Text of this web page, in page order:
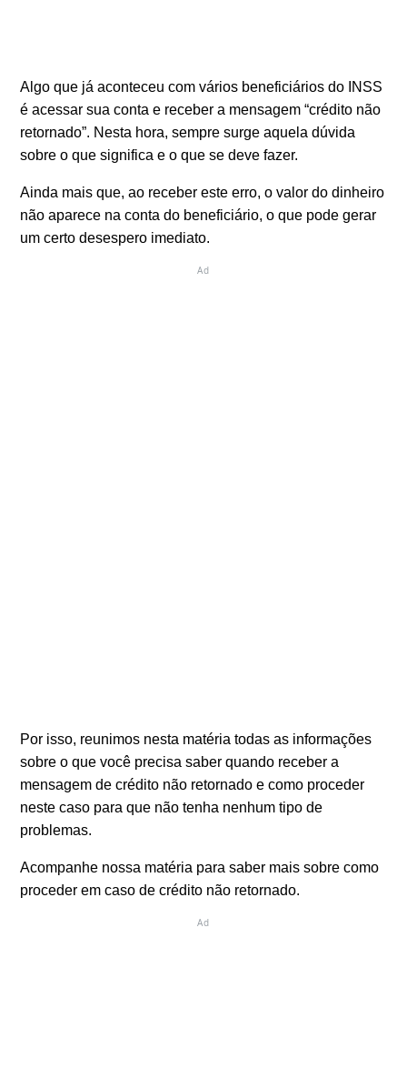
Algo que já aconteceu com vários beneficiários do INSS
é acessar sua conta e receber a mensagem “crédito não
retornado”. Nesta hora, sempre surge aquela dúvida
sobre o que significa e o que se deve fazer.
Ainda mais que, ao receber este erro, o valor do dinheiro
não aparece na conta do beneficiário, o que pode gerar
um certo desespero imediato.
Ad
Por isso, reunimos nesta matéria todas as informações
sobre o que você precisa saber quando receber a
mensagem de crédito não retornado e como proceder
neste caso para que não tenha nenhum tipo de
problemas.
Acompanhe nossa matéria para saber mais sobre como
proceder em caso de crédito não retornado.
Ad